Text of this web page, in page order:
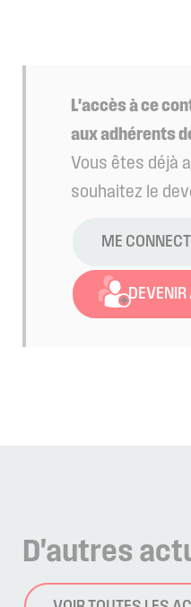
L'accès à ce
aux adhérents
Vous êtes déjà
souhaitez le
ME
DEVENIR
D'autres